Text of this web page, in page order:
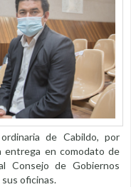
de Cabildo, por
entrega en comodato de
Consejo de Gobiernos
oficinas.